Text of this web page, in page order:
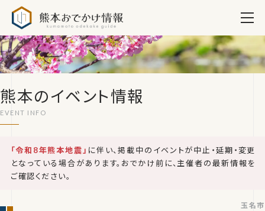
熊本のイベント情報
「令和8年熊本地震」 に伴い、掲載中のイベントが中止・延期・変更
となっている場合があります。おでかけ前に、主催者の最新情報を
ご確認ください。
玉名市